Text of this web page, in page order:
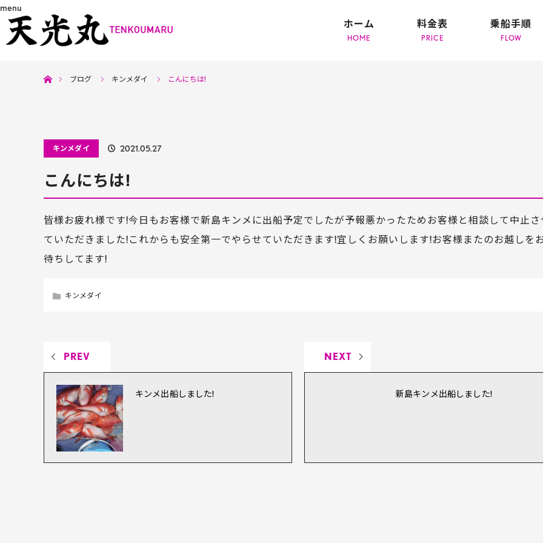
menu
ホーム
料金表 乗船手順
ブログ
キンメダイ こんにちは!
キンメダイ 2021.05.27
こんにちは!
皆様お疲れ様です!今日もお客様で新島キンメに出船予定でしたが予報悪かったためお客様と相談して中止さ
ていただきました!これからも安全第一でやらせていただきます!宜しくお願いします!お客様またのお越しを
待ちしてます!
キンメダイ
PREV
キンメ出船しました!
NEXT
新島キンメ出船しました!